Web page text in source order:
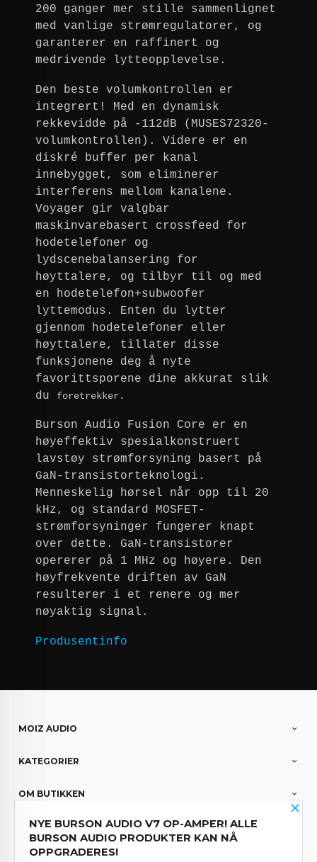
200 ganger mer stille sammenlignet
med vanlige strømregulatorer, og
garanterer en raffinert og
medrivende lytteopplevelse.
Den beste volumkontrollen er
integrert! Med en dynamisk
rekkevidde på -112dB (MUSES72320-
volumkontrollen). Videre er en
diskré buffer per kanal
innebygget, som eliminerer
interferens mellom kanalene.
Voyager gir valgbar
maskinvarebasert crossfeed for
hodetelefoner og
lydscenebalansering for
høyttalere, og tilbyr til og med
en hodetelefon+subwoofer
lyttemodus. Enten du lytter
gjennom hodetelefoner eller
høyttalere, tillater disse
funksjonene deg å nyte
favorittsporene dine akkurat slik
du foretrekker.
Burson Audio Fusion Core er en
høyeffektiv spesialkonstruert
lavstøy strømforsyning basert på
GaN-transistorteknologi.
Menneskelig hørsel når opp til 20
kHz, og standard MOSFET-
strømforsyninger fungerer knapt
over dette. GaN-transistorer
opererer på 1 MHz og høyere. Den
høyfrekvente driften av GaN
resulterer i et renere og mer
nøyaktig signal.
Produsentinfo
MOIZ AUDIO
KATEGORIER
OM BUTIKKEN
PARTNERE
×
NYE BURSON AUDIO V7 OP-AMPER! ALLE
BURSON AUDIO PRODUKTER KAN NÅ
OPPGRADERES!